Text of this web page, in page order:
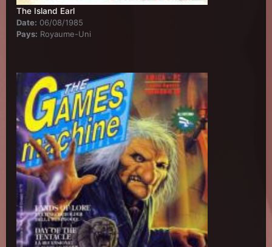
The Island Earl
Date: 06/08/1985
Pays: Royaume-Uni